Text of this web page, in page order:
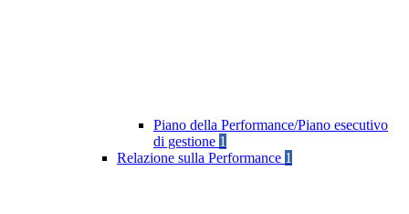
Piano della Performance/Piano esecutivo
di gestione 1
Relazione sulla Performance 1